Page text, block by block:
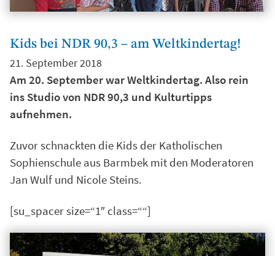
Kids bei NDR 90,3 – am Weltkindertag!
21. September 2018
Am 20. September war Weltkindertag. Also rein
ins Studio von NDR 90,3 und Kulturtipps
aufnehmen.
Zuvor schnackten die Kids der Katholischen
Sophienschule aus Barmbek mit den Moderatoren
Jan Wulf und Nicole Steins.
[su_spacer size=“1″ class=““]